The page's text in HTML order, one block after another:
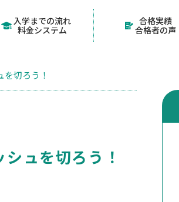
入学までの流れ
料金システム
合格実績
合格者の声
切ろう！
ュを切ろう！